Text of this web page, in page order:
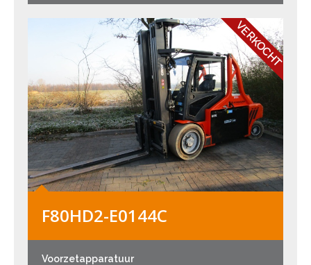
VERKOCHT
F80HD2-E0144C
Voorzetapparatuur